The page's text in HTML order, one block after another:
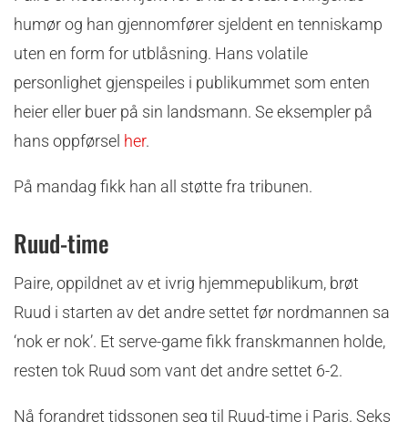
humør og han gjennomfører sjeldent en tenniskamp
uten en form for utblåsning. Hans volatile
personlighet gjenspeiles i publikummet som enten
heier eller buer på sin landsmann. Se eksempler på
hans oppførsel her.
På mandag fikk han all støtte fra tribunen.
Ruud-time
Paire, oppildnet av et ivrig hjemmepublikum, brøt
Ruud i starten av det andre settet før nordmannen sa
‘nok er nok’. Et serve-game fikk franskmannen holde,
resten tok Ruud som vant det andre settet 6-2.
Nå forandret tidssonen seg til Ruud-time i Paris. Seks